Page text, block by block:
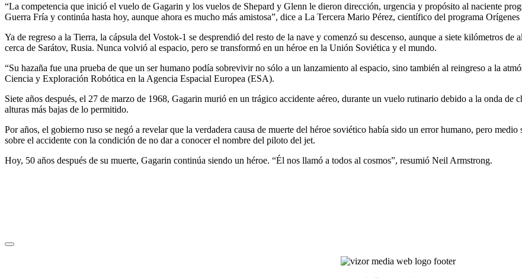
“La competencia que inició el vuelo de Gagarin y los vuelos de Shepard y Glenn le dieron dirección, urgencia y propósito al naciente
Guerra Fría y continúa hasta hoy, aunque ahora es mucho más amistosa”, dice a La Tercera Mario Pérez, científico del programa
Ya de regreso a la Tierra, la cápsula del Vostok-1 se desprendió del resto de la nave y comenzó su descenso, aunque a siete kilómetros
cerca de Sarátov, Rusia. Nunca volvió al espacio, pero se transformó en un héroe en la Unión Soviética y el mundo.
“Su hazaña fue una prueba de que un ser humano podía sobrevivir no sólo a un lanzamiento al espacio, sino también al reingreso a la
Ciencia y Exploración Robótica en la Agencia Espacial Europea (ESA).
Siete años después, el 27 de marzo de 1968, Gagarin murió en un trágico accidente aéreo, durante un vuelo rutinario debido a la onda de
alturas más bajas de lo permitido.
Por años, el gobierno ruso se negó a revelar que la verdadera causa de muerte del héroe soviético había sido un error humano, pero
sobre el accidente con la condición de no dar a conocer el nombre del piloto del jet.
Hoy, 50 años después de su muerte, Gagarin continúa siendo un héroe. “Él nos llamó a todos al cosmos”, resumió Neil Armstrong.